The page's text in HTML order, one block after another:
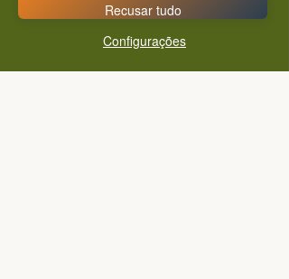
Configurações
Recusar tudo